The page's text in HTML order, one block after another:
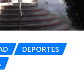
DEPORTES